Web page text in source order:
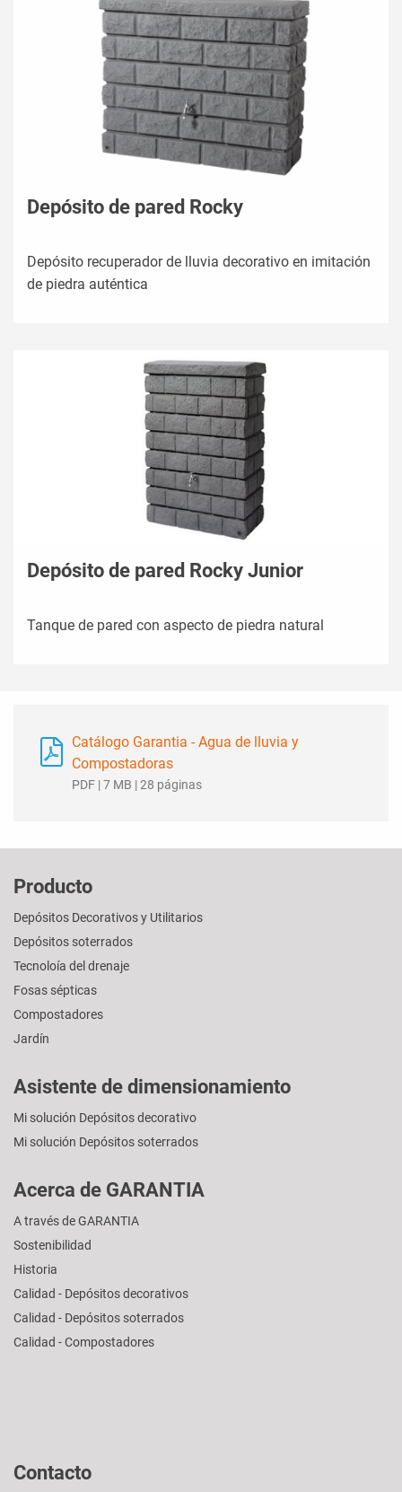
Depósito de pared Rocky
Depósito recuperador de lluvia decorativo en imitación
de piedra auténtica
Depósito de pared Rocky Junior
Tanque de pared con aspecto de piedra natural
Catálogo Garantia - Agua de lluvia y
Compostadoras
PDF | 7 MB | 28 páginas
Producto
Depósitos Decorativos y Utilitarios
Depósitos soterrados
Tecnoloía del drenaje
Fosas sépticas
Compostadores
Jardín
Asistente de dimensionamiento
Mi solución Depósitos decorativo
Mi solución Depósitos soterrados
Acerca de GARANTIA
A través de GARANTIA
Sostenibilidad
Historia
Calidad - Depósitos decorativos
Calidad - Depósitos soterrados
Calidad - Compostadores
Contacto